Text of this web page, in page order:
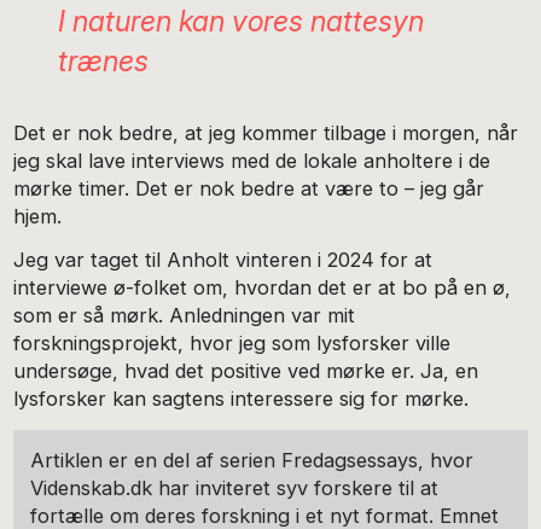
I naturen kan vores nattesyn
trænes
Det er nok bedre, at jeg kommer tilbage i morgen, når
jeg skal lave interviews med de lokale anholtere i de
mørke timer. Det er nok bedre at være to – jeg går
hjem.
Jeg var taget til Anholt vinteren i 2024 for at
interviewe ø-folket om, hvordan det er at bo på en ø,
som er så mørk. Anledningen var mit
forskningsprojekt, hvor jeg som lysforsker ville
undersøge, hvad det positive ved mørke er. Ja, en
lysforsker kan sagtens interessere sig for mørke.
Artiklen er en del af serien Fredagsessays, hvor
Videnskab.dk har inviteret syv forskere til at
fortælle om deres forskning i et nyt format. Emnet